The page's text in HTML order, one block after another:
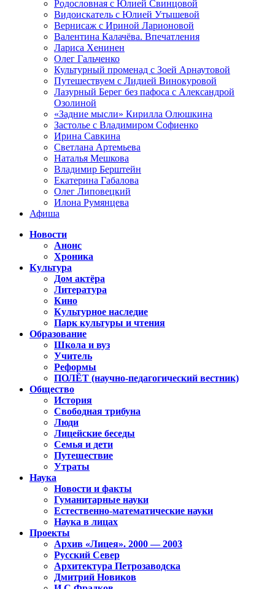
Родословная с Юлией Свинцовой
Видоискатель с Юлией Утышевой
Вернисаж с Ириной Ларионовой
Валентина Калачёва. Впечатления
Лариса Хенинен
Олег Гальченко
Культурный променад с Зоей Арнаутовой
Путешествуем с Лидией Винокуровой
Лазурный Берег без пафоса с Александрой
Озолиной
«Задние мысли» Кирилла Олюшкина
Застолье с Владимиром Софиенко
Ирина Савкина
Светлана Артемьева
Наталья Мешкова
Владимир Берштейн
Екатерина Габалова
Олег Липовецкий
Илона Румянцева
Афиша
Новости
Анонс
Хроника
Культура
Дом актёра
Литература
Кино
Культурное наследие
Парк культуры и чтения
Образование
Школа и вуз
Учитель
Реформы
ПОЛЁТ (научно-педагогический вестник)
Общество
История
Свободная трибуна
Люди
Лицейские беседы
Семья и дети
Путешествие
Утраты
Наука
Новости и факты
Гуманитарные науки
Естественно-математические науки
Наука в лицах
Проекты
Архив «Лицея». 2000 — 2003
Русский Север
Архитектура Петрозаводска
Дмитрий Новиков